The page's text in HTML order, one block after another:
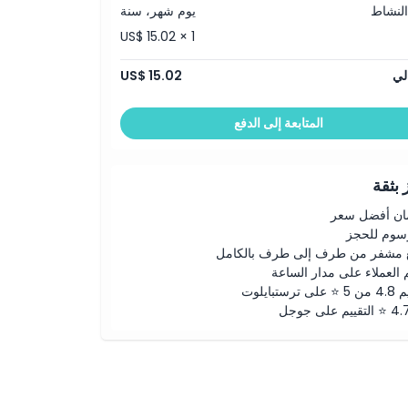
يوم شهر، سنة
US$ 15.02 × 1
US$ 15.02
المتابعة إلى الدفع
بثقة
أفضل سعر
للحجز
مشفر من طرف إلى طرف بالكامل
العملاء على مدار الساعة
على جوجل